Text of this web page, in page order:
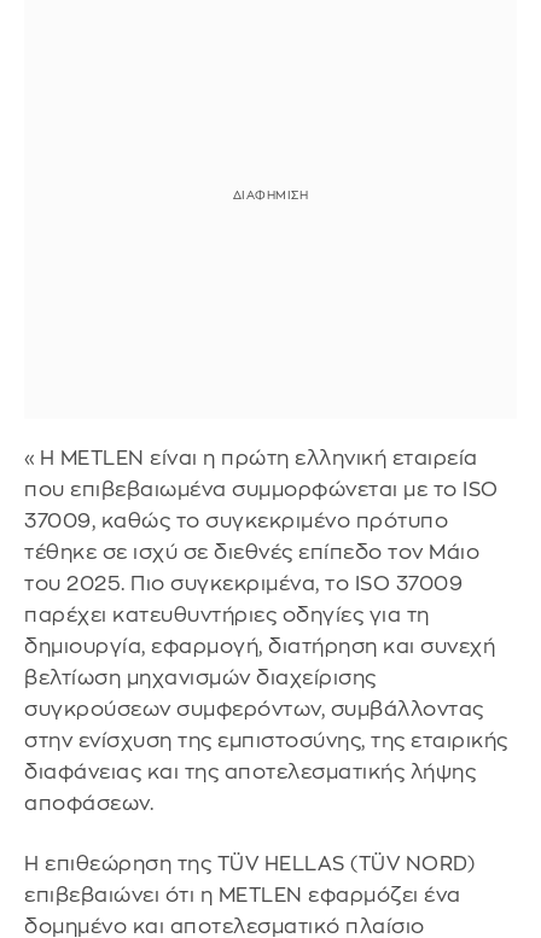
«Η METLEN είναι η πρώτη ελληνική εταιρεία
που επιβεβαιωμένα συμμορφώνεται με το ISO
37009, καθώς το συγκεκριμένο πρότυπο
τέθηκε σε ισχύ σε διεθνές επίπεδο τον Μάιο
του 2025. Πιο συγκεκριμένα, το ISO 37009
παρέχει κατευθυντήριες οδηγίες για τη
δημιουργία, εφαρμογή, διατήρηση και συνεχή
βελτίωση μηχανισμών διαχείρισης
συγκρούσεων συμφερόντων, συμβάλλοντας
στην ενίσχυση της εμπιστοσύνης, της εταιρικής
διαφάνειας και της αποτελεσματικής λήψης
αποφάσεων.
Η επιθεώρηση της TÜV HELLAS (TÜV NORD)
επιβεβαιώνει ότι η METLEN εφαρμόζει ένα
δομημένο και αποτελεσματικό πλαίσιο